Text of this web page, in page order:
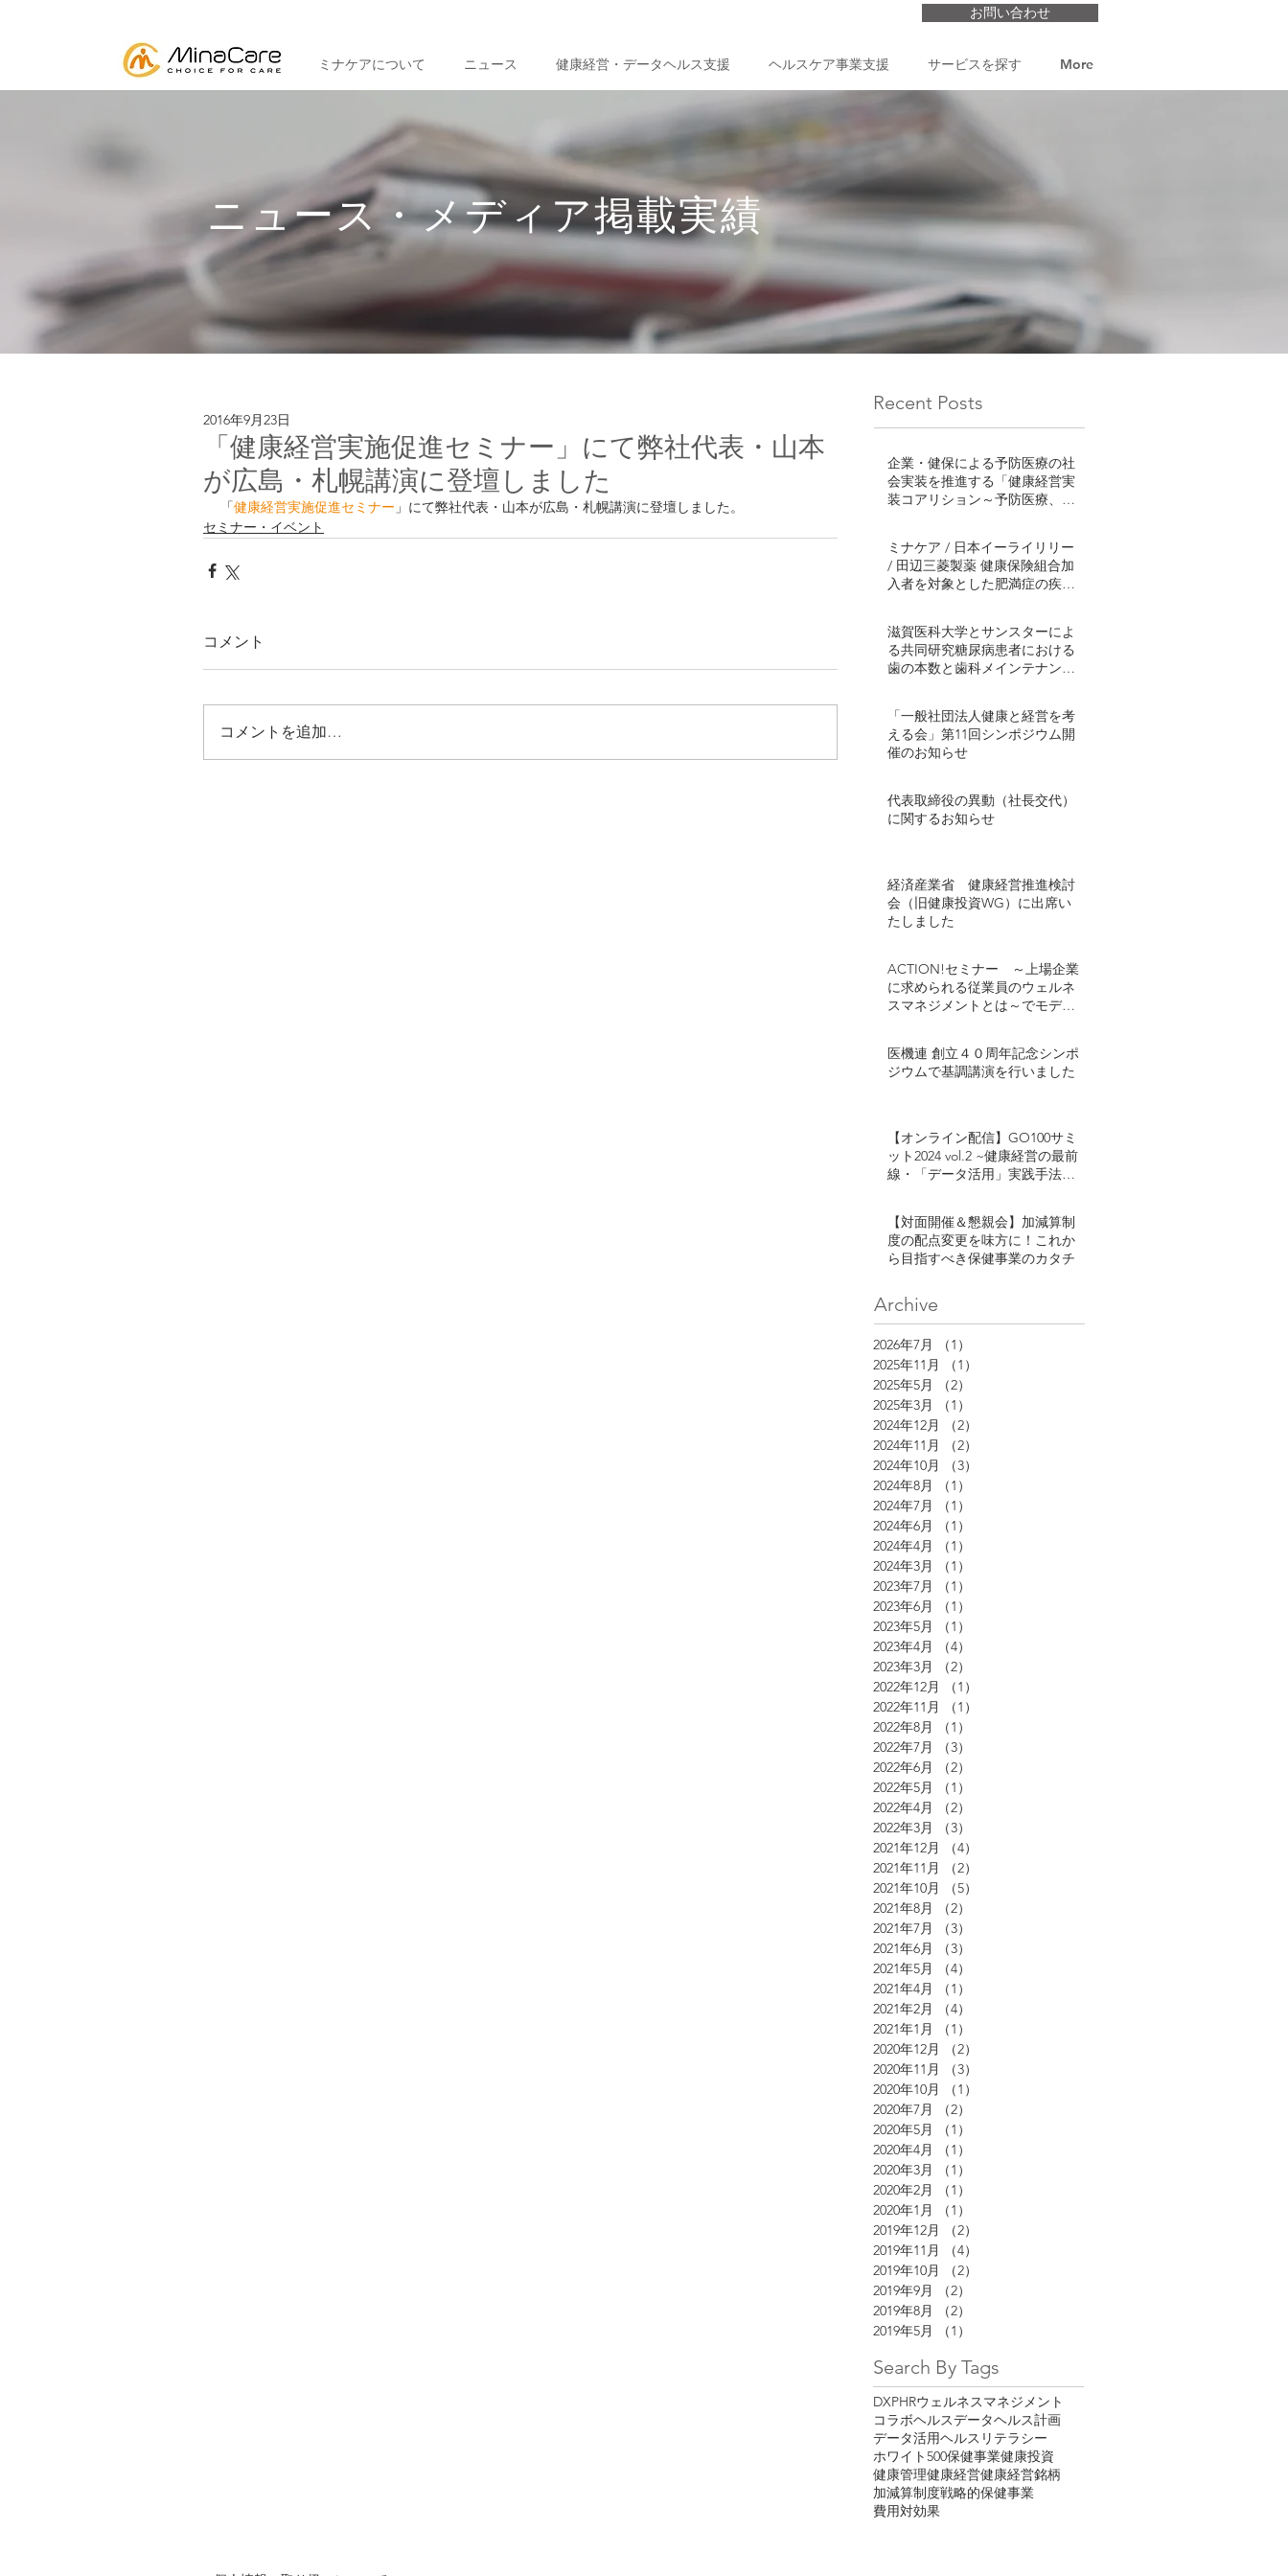
お問い合わせ
ミナケアについて ニュース 健康経営・データヘルス支援 ヘルスケア事業支援 サービスを探す More
ニュース・メディア掲載実績
「健康経営実施促進セミナー」にて弊社代表・山本
が広島・札幌講演に登壇しました
2016年9月23日
「健康経営実施促進セミナー 」にて弊社代表・山本が広島・札幌講演に登壇しました。
セミナー・イベント
コメント
コメントを追加…
Recent Posts
企業・健保による予防医療の社
会実装を推進する「健康経営実
装コアリション～予防医療、肥
ミナケア / 日本イーライリリー
/ 田辺三菱製薬 健康保険組合加
入者を対象とした肥満症の疾患
ラムで社会実装モデル構築を目
指す～
滋賀医科大学とサンスターによ
る共同研究糖尿病患者における
歯の本数と歯科メインテナンス
傾向 ～ミナケアの70万人分の医
療ビッグデータを用いた研究結
果を発表～
「一般社団法人健康と経営を考
える会」第11回シンポジウム開
催のお知らせ
代表取締役の異動（社長交代）
に関するお知らせ
経済産業省 健康経営推進検討
会（旧健康投資WG）に出席い
たしました
ACTION!セミナー ～上場企業
に求められる従業員のウェルネ
スマネジメントとは～でモデレ
医機連 創立４０周年記念シンポ
ジウムで基調講演を行いました
【オンライン配信】GO100サミ
ット2024 vol.2 ~健康経営の最前
線・「データ活用」実践手法~
おけるデータ活用」とは
【対面開催＆懇親会】加減算制
度の配点変更を味方に！これか
ら目指すべき保健事業のカタチ
Archive
2026年7月 （1）
2025年11月
（1）
2025年5月
（2）
2025年3月
（1）
2024年12月
（2）
2024年11月
（2）
2024年10月
（3）
2024年8月
（1）
2024年7月
（1）
2024年6月
（1）
2024年4月
（1）
2024年3月
（1）
2023年7月
（1）
2023年6月
（1）
2023年5月
（1）
2023年4月
（4）
2023年3月
（2）
2022年12月
（1）
2022年11月
（1）
2022年8月
（1）
2022年7月
（3）
2022年6月
（2）
2022年5月
（1）
2022年4月
（2）
2022年3月
（3）
2021年12月
（4）
2021年11月
（2）
2021年10月
（5）
2021年8月
（2）
2021年7月
（3）
2021年6月
（3）
2021年5月
（4）
2021年4月
（1）
2021年2月
（4）
2021年1月
（1）
2020年12月
（2）
2020年11月
（3）
2020年10月
（1）
2020年7月
（2）
2020年5月
（1）
2020年4月
（1）
2020年3月
（1）
2020年2月
（1）
2020年1月
（1）
2019年12月
（2）
2019年11月
（4）
2019年10月
（2）
2019年9月
（2）
2019年8月
（2）
2019年5月
（1）
Search By Tags
DXPHRウェルネスマネジメント
コラボヘルスデータヘルス計画
データ活用ヘルスリテラシー
ホワイト500保健事業健康投資
健康管理健康経営健康経営銘柄
加減算制度戦略的保健事業
費用対効果